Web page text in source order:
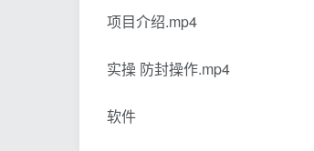
项目介绍.mp4
实操 防封操作.mp4
软件